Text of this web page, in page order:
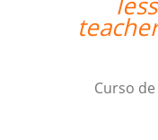
Curso de